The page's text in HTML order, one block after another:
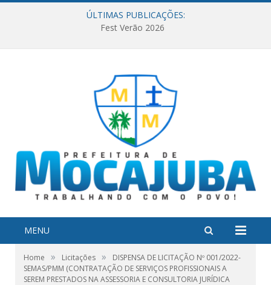
ÚLTIMAS PUBLICAÇÕES:
Fest Verão 2026
MENU
Home » Licitações »
DISPENSA DE LICITAÇÃO Nº 001/2022-
SEMAS/PMM (CONTRATAÇÃO DE SERVIÇOS PROFISSIONAIS A
SEREM PRESTADOS NA ASSESSORIA E CONSULTORIA JURÍDICA